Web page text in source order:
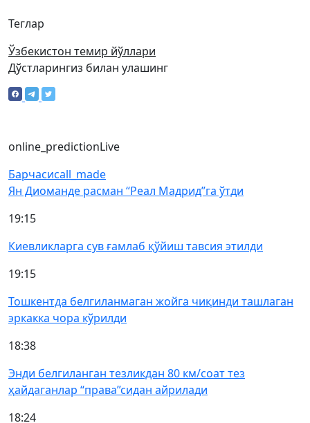
Теглар
Ўзбекистон темир йўллари
Дўстларингиз билан улашинг
online_predictionLive
Барчасиcall_made
Ян Диоманде расман “Реал Мадрид”га ўтди
19:15
Киевликларга сув ғамлаб қўйиш тавсия этилди
19:15
Тошкентда белгиланмаган жойга чиқинди ташлаган
эркакка чора кўрилди
18:38
Энди белгиланган тезликдан 80 км/соат тез
ҳайдаганлар “права”сидан айрилади
18:24